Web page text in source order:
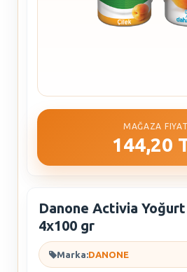
MAĞAZA
144,20
Danone Activia Yoğurt
4x100 gr
Marka:DANONE